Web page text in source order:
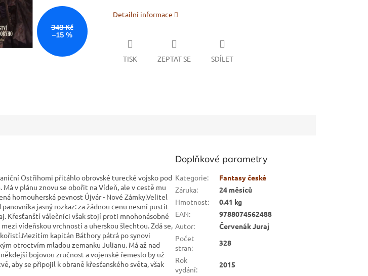
348 Kč
–15 %
Detailní informace
TISK ZEPTAT SE SDÍLET
Ostřihomi přitáhlo obrovské turecké vojsko pod
v plánu znovu se obořit na Vídeň, ale v cestě mu
hornouherská pevnost Újvár - Nové Zámky.Velitel
jasný rozkaz: za žádnou cenu nesmí pustit
Křesťanští válečníci však stojí proti mnohonásobné
vídeňskou vrchností a uherskou šlechtou. Zdá se,
kapitán Báthory pátrá po synovi
otroctvím mladou zemanku Julianu. Má až nad
bojovou zručnost a vojenské řemeslo by už
aby se připojil k obraně křesťanského světa, však
Doplňkové parametry
Kategorie:
Fantasy české
Záruka:
24 měsíců
Hmotnost:
0.41 kg
EAN:
9788074562488
Autor:
Červenák Juraj
Počet
stran:
328
Rok
vydání:
2015